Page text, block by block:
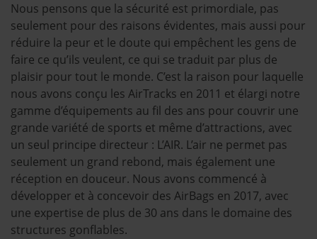
Nous pensons que la sécurité est primordiale, pas
seulement pour des raisons évidentes, mais aussi pour
réduire la peur et le doute qui empêchent les gens de
faire ce qu’ils veulent, ce qui se traduit par plus de
plaisir pour tout le monde. C’est la raison pour laquelle
nous avons conçu les AirTracks en 2011 et élargi notre
gamme d’équipements au fil des ans pour couvrir une
grande variété de sports et même d’attractions, avec
un seul principe directeur : L’AIR. L’air ne permet pas
seulement un grand rebond, mais également une
réception en douceur. Nous avons commencé à
développer et à concevoir des AirBags en 2017, avec
une expertise de plus de 30 ans dans le domaine des
structures gonflables.